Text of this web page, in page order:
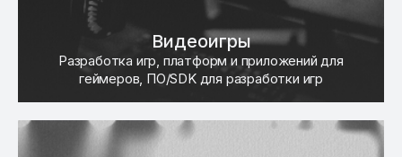
Видеоигры
Разработка игр, платформ и приложений для
геймеров, ПО/SDK для разработки игр